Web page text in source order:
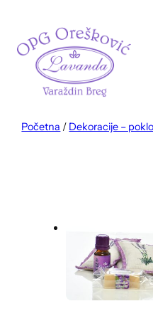
sadržaja
Početna / Dekoracije –